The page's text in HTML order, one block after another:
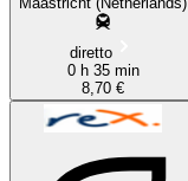
diretto
0 h 35 min
8,70 €